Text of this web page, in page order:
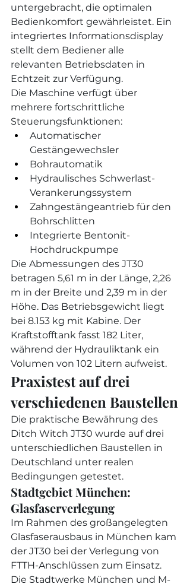
untergebracht, die optimalen
Bedienkomfort gewährleistet. Ein
integriertes Informationsdisplay
stellt dem Bediener alle
relevanten Betriebsdaten in
Echtzeit zur Verfügung.
Die Maschine verfügt über
mehrere fortschrittliche
Steuerungsfunktionen:
Automatischer
Gestängewechsler
Bohrautomatik
Hydraulisches Schwerlast-
Verankerungssystem
Zahngestängeantrieb für den
Bohrschlitten
Integrierte Bentonit-
Hochdruckpumpe
Die Abmessungen des JT30
betragen 5,61 m in der Länge, 2,26
m in der Breite und 2,39 m in der
Höhe. Das Betriebsgewicht liegt
bei 8.153 kg mit Kabine. Der
Kraftstofftank fasst 182 Liter,
während der Hydrauliktank ein
Volumen von 102 Litern aufweist.
Praxistest auf drei
verschiedenen Baustellen
Die praktische Bewährung des
Ditch Witch JT30 wurde auf drei
unterschiedlichen Baustellen in
Deutschland unter realen
Bedingungen getestet.
Stadtgebiet München:
Glasfaserverlegung
Im Rahmen des großangelegten
Glasfaserausbaus in München kam
der JT30 bei der Verlegung von
FTTH-Anschlüssen zum Einsatz.
Die Stadtwerke München und M-